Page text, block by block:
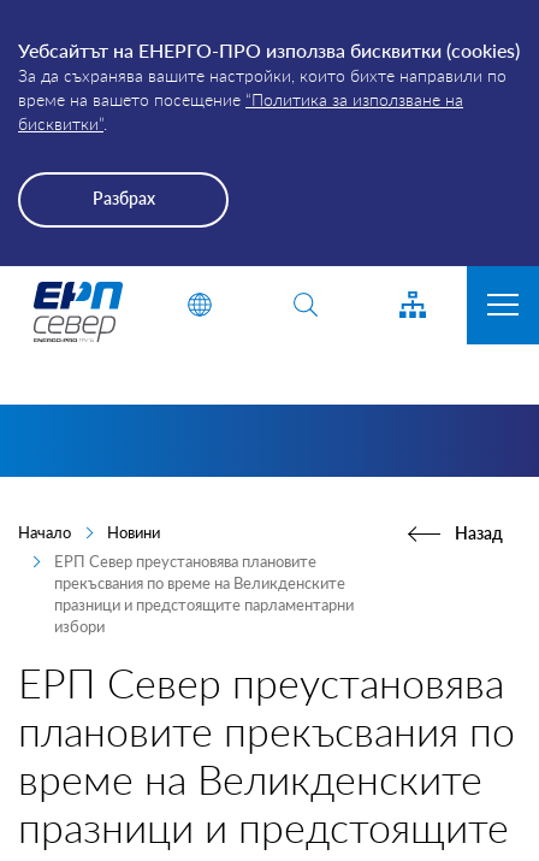
Уебсайтът на ЕНЕРГО-ПРО използва бисквитки (cookies)
За да съхранява вашите настройки, които бихте направили по
време на вашето посещение “Политика за използване на
бисквитки”
Разбрах
Въведете дума или фраза
Energo-
ПРЕКЪСВАНИЯ
КЛИЕНТИ
ПРОИЗВОДИТЕЛИ
ТЪРГОВЦИ
ТЪРГОВЕ И ПРОДАЖБИ
MYENERGO-PRO
Начало
Новини
ЕРП Север преустановява плановите
прекъсвания по време на Великденските
празници и предстоящите парламентарни
избори
Назад
ЕРП Север преустановява
плановите прекъсвания по
време на Великденските
празници и предстоящите